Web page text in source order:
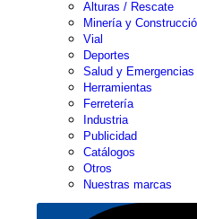
Alturas / Rescate
Minería y
Vial
Deportes
Salud y Emergencias
Herramientas
Ferretería
Industria
Publicidad
Catálogos
Otros
Nuestras marcas